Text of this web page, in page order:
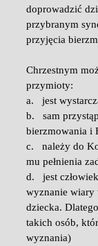
doprowadzić
przybranym
przyjęcia
Chrzestnym
przymioty:
a. jest
b. sam
bierzmowania i
c. należy do
mu pełnienia
d. jest
wyznanie wiary
dziecka.
takich osób,
wyznania)